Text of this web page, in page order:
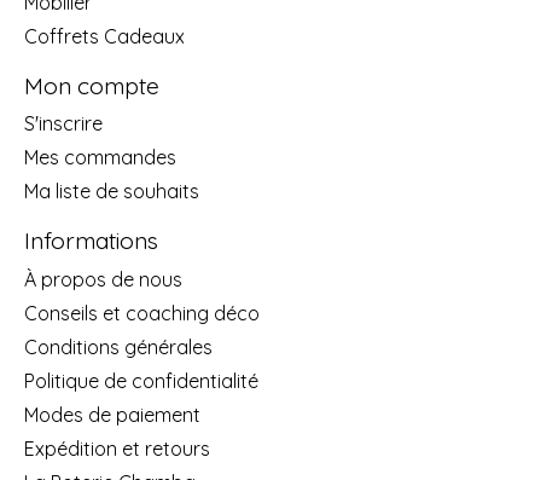
Coffrets Cadeaux
Mon compte
S'inscrire
Mes commandes
Ma liste de souhaits
Informations
À propos de nous
Conseils et coaching déco
Conditions générales
Politique de confidentialité
Modes de paiement
Expédition et retours